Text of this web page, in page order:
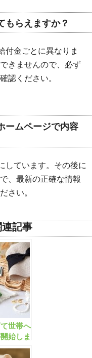
もらえますか？
付金ごとに異なりま
きませんので、必ず
認ください。
ームページで内容
しています。その後に
、最新の正確な情報
さい。
連記事
て世帯へ
始しま